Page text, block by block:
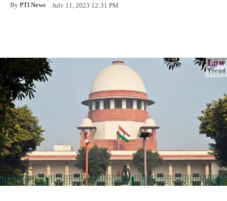
By PTI News July 11, 2023 12:31 PM